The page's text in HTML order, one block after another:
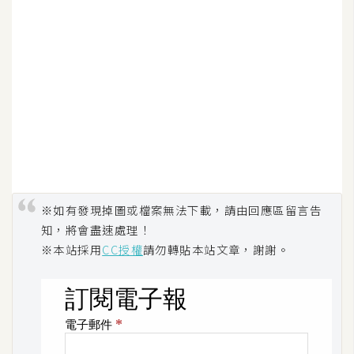
※如有發現掉圖或檔案無法下載，請由回應區留言告
知，將會盡速處理！
※本站採用CC授權請勿轉貼本站文章，謝謝。